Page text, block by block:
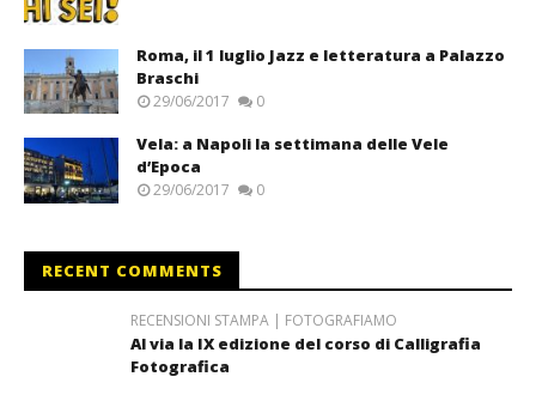
Roma, il 1 luglio Jazz e letteratura a Palazzo
Braschi
29/06/2017 0
Vela: a Napoli la settimana delle Vele
d’Epoca
29/06/2017 0
RECENT COMMENTS
RECENSIONI STAMPA | FOTOGRAFIAMO
Al via la IX edizione del corso di Calligrafia
Fotografica